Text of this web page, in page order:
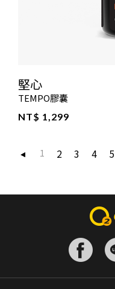
堅心
TEMPO膠囊
NT$ 1,299
1 2 3 4 5